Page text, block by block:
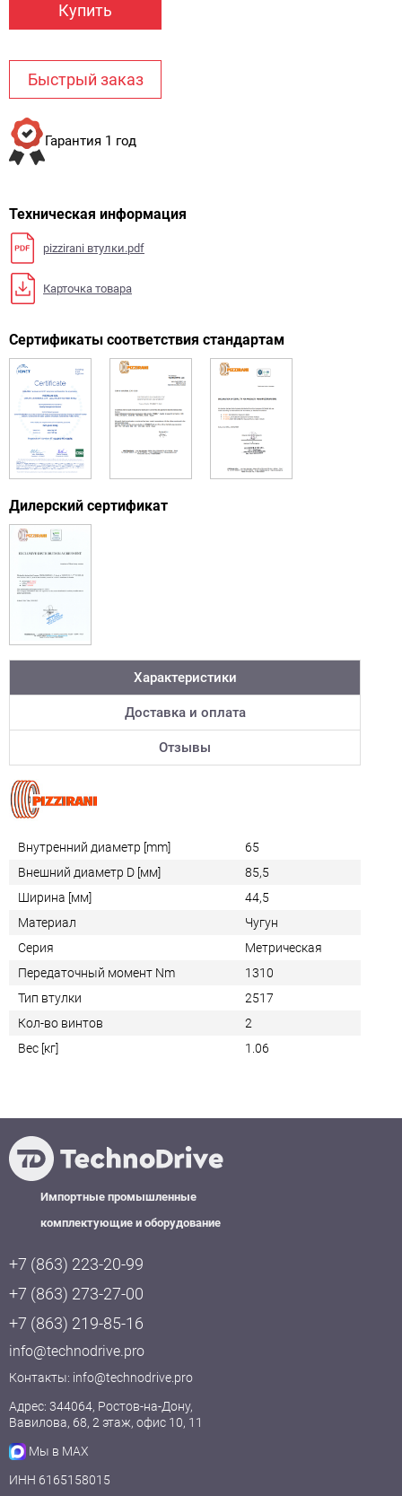
Купить
Быстрый заказ
Гарантия 1 год
Техническая информация
pizzirani втулки.pdf
Карточка товара
Сертификаты соответствия стандартам
Дилерский сертификат
Характеристики
Доставка и оплата
Отзывы
Внутренний диаметр [mm]
65
Внешний диаметр D [мм]
85,5
Ширина [мм]
44,5
Материал
Чугун
Серия
Метрическая
Передаточный момент Nm
1310
Тип втулки
2517
Кол-во винтов
2
Вес [кг]
1.06
Импортные промышленные
комплектующие и оборудование
+7 (863) 223-20-99
+7 (863) 273-27-00
+7 (863) 219-85-16
info@technodrive.pro
Контакты: info@technodrive.pro
Адрес: 344064, Ростов-на-Дону,
Вавилова, 68, 2 этаж, офис 10, 11
Мы в MAX
ИНН 6165158015